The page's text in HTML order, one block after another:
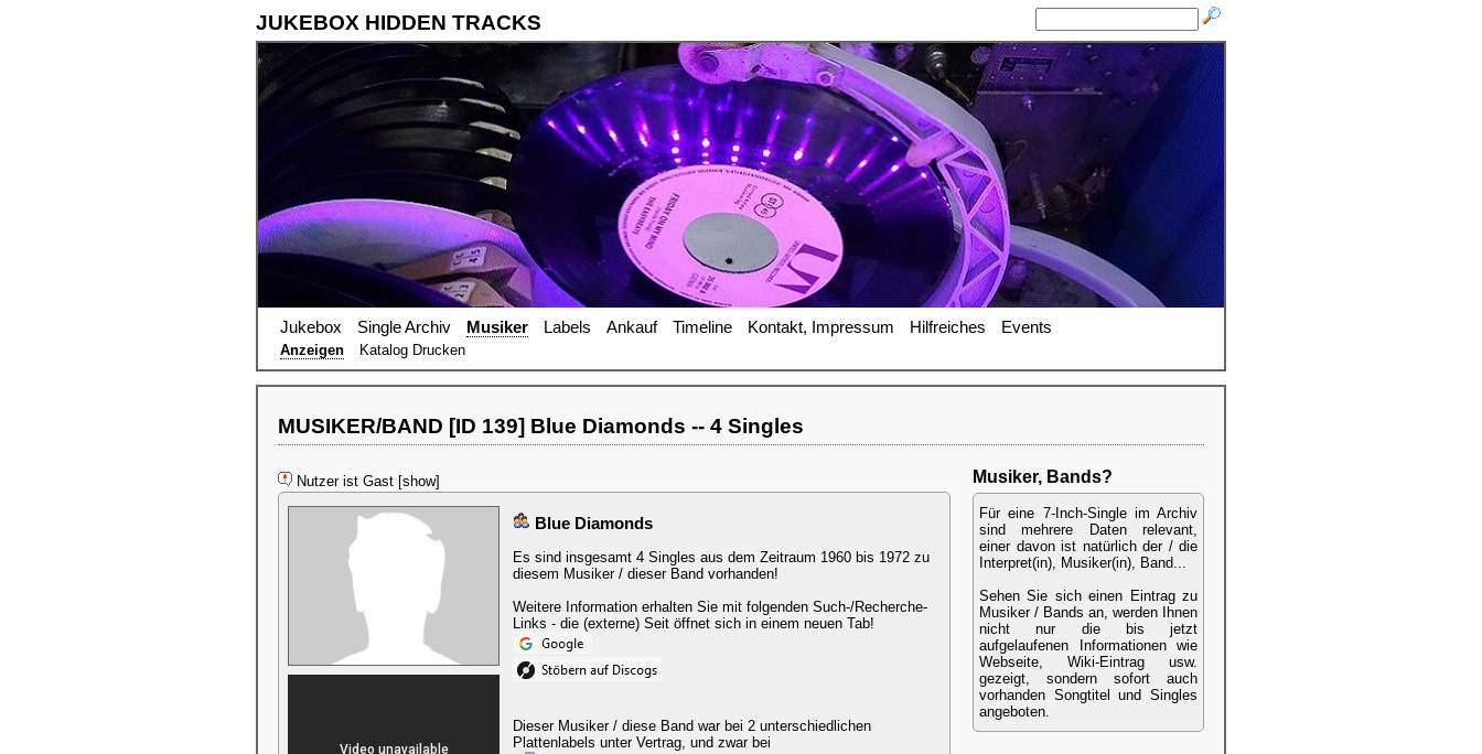
JUKEBOX HIDDEN TRACKS
Jukebox Single Archiv Musiker Labels Ankauf Timeline Kontakt, Impressum Hilfreiches Events
Anzeigen Katalog Drucken
MUSIKER/BAND [ID 139] Blue Diamonds -- 4 Singles
Nutzer ist Gast [show]
Blue Diamonds
Es sind insgesamt 4 Singles aus dem Zeitraum 1960 bis 1972 zu
diesem Musiker / dieser Band vorhanden!
Weitere Information erhalten Sie mit folgenden Such-/Recherche-
Links - die (externe) Seit öffnet sich in einem neuen Tab!
Dieser Musiker / diese Band war bei 2 unterschiedlichen
Plattenlabels unter Vertrag, und zwar bei
Musiker, Bands?
Für eine 7-Inch-Single im Archiv
sind mehrere Daten relevant,
einer davon ist natürlich der / die
Interpret(in), Musiker(in), Band...
Sehen Sie sich einen Eintrag zu
Musiker / Bands an, werden Ihnen
nicht nur die bis jetzt
aufgelaufenen Informationen wie
Webseite, Wiki-Eintrag usw.
gezeigt, sondern sofort auch
vorhanden Songtitel und Singles
angeboten.